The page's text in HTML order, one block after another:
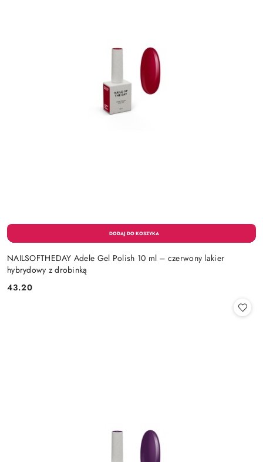
NAILSOFTHEDAY Adele Gel Polish 10 ml – czerwony lakier
hybrydowy z drobinką
Cena:
43.20